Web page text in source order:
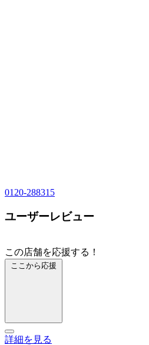
0120-288315
ユーザーレビュー
この店舗を応援する！
ここから応援
詳細を見る